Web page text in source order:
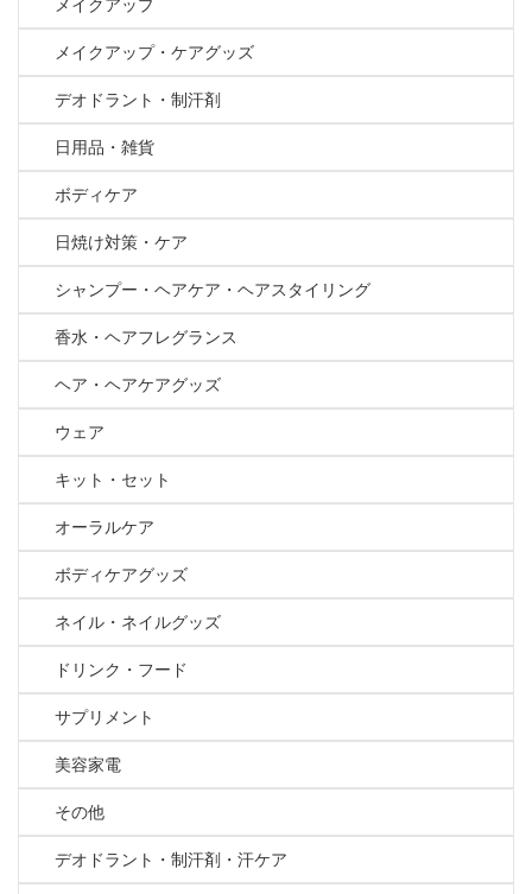
メイクアップ
メイクアップ・ケアグッズ
デオドラント・制汗剤
日用品・雑貨
ボディケア
日焼け対策・ケア
シャンプー・ヘアケア・ヘアスタイリング
香水・ヘアフレグランス
ヘア・ヘアケアグッズ
ウェア
キット・セット
オーラルケア
ボディケアグッズ
ネイル・ネイルグッズ
ドリンク・フード
サプリメント
美容家電
その他
デオドラント・制汗剤・汗ケア